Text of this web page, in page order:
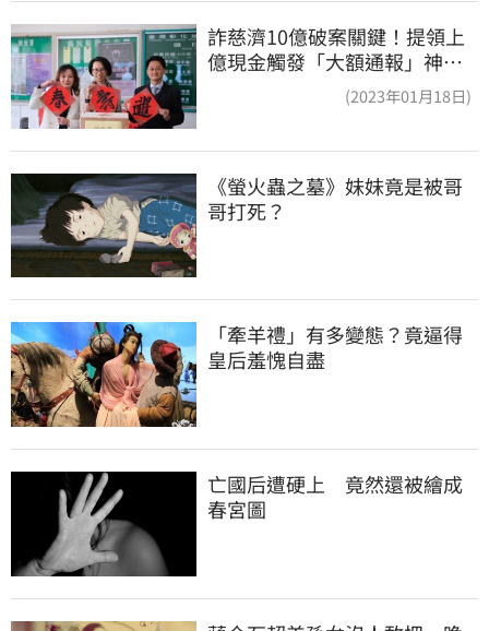
詐慈濟10億破案關鍵！提領上
億現金觸發「大額通報」神鬼
(2023年01月18日)
《螢火蟲之墓》妹妹竟是被哥
哥打死？
「牽羊禮」有多變態？竟逼得
皇后羞愧自盡
亡國后遭硬上　竟然還被繪成
春宮圖